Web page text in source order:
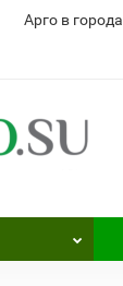
Арго в